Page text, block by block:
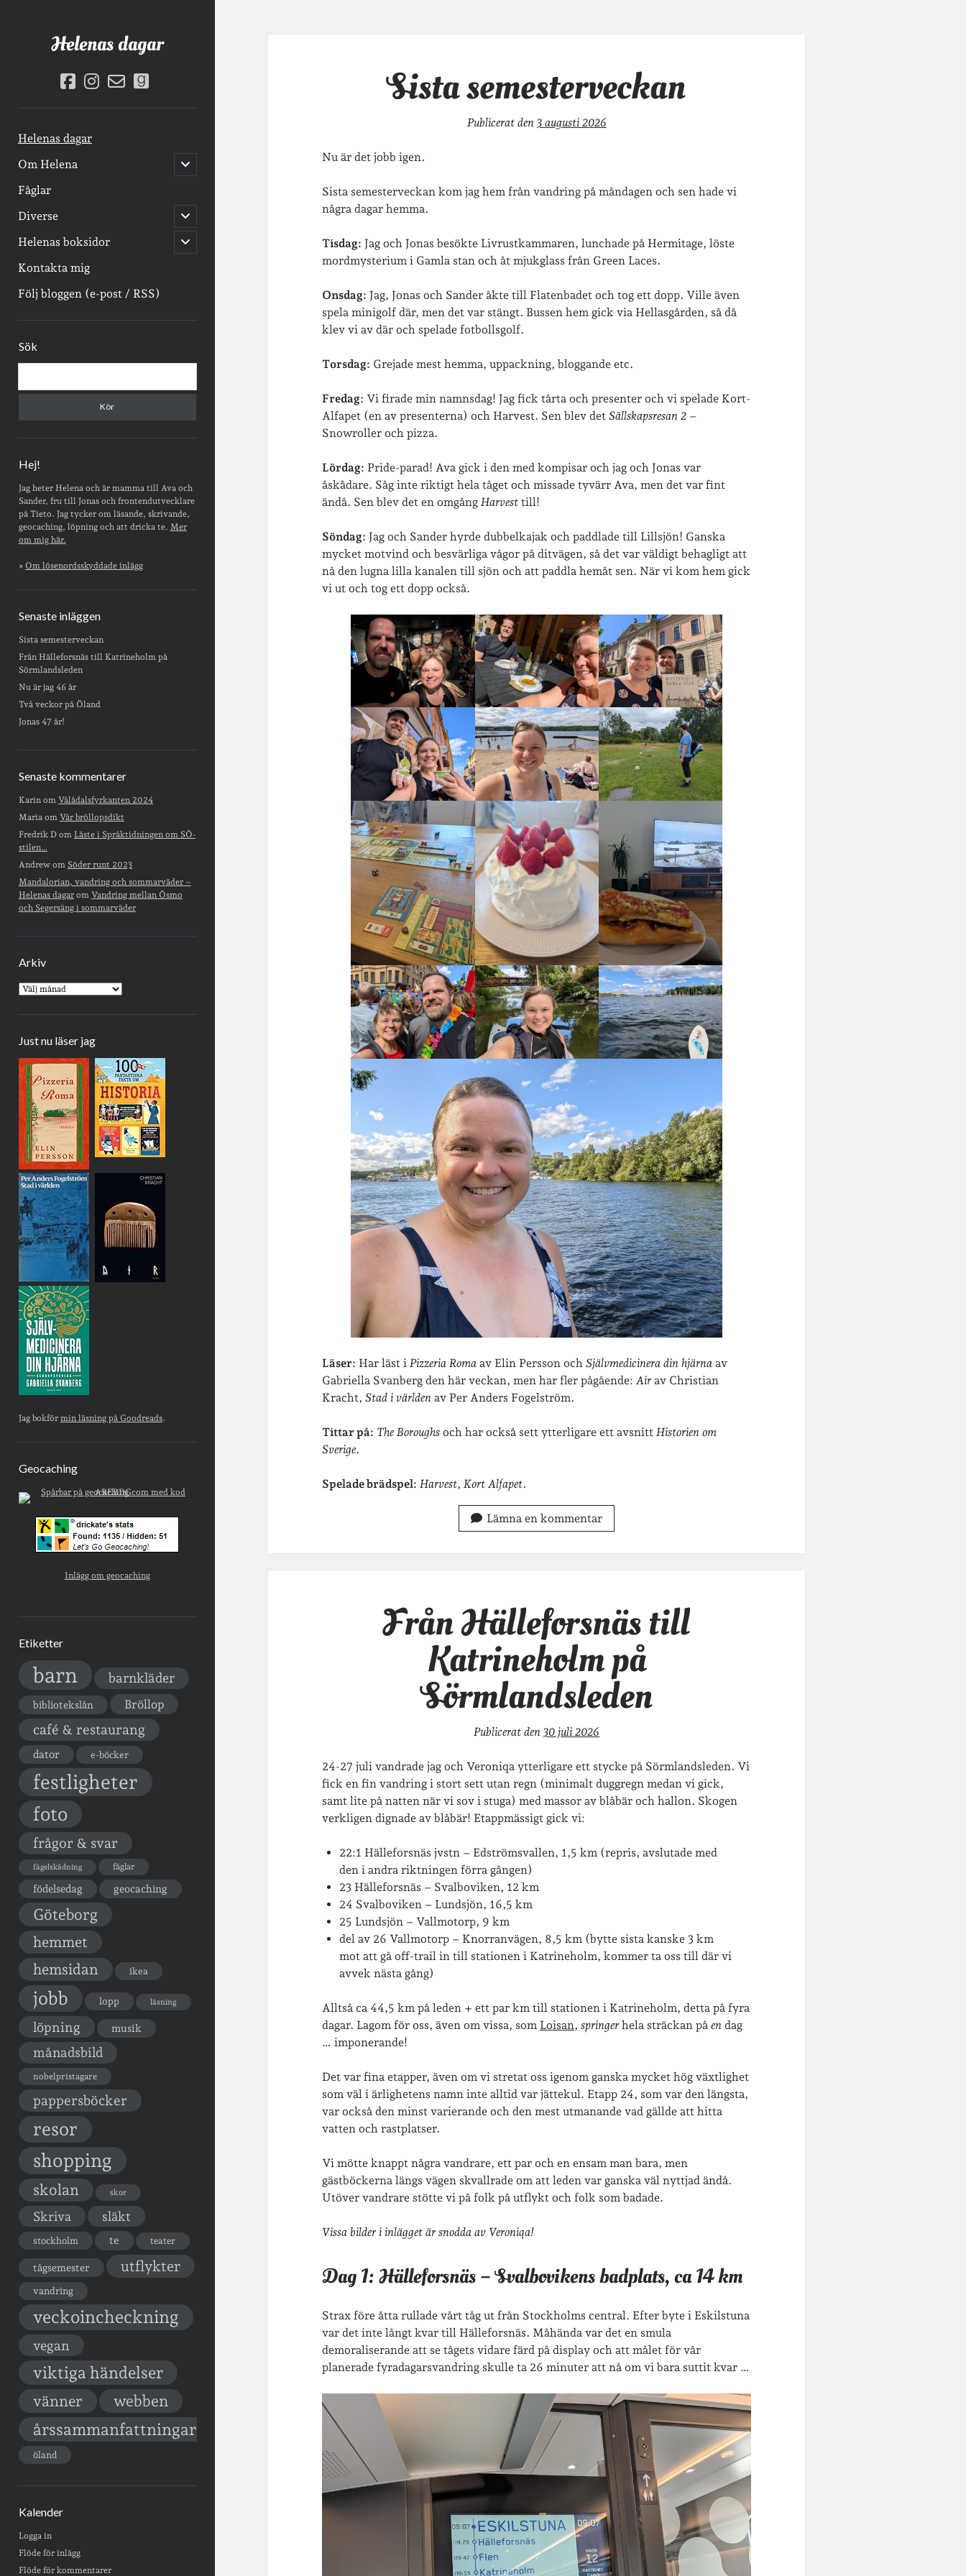
Helenas dagar
facebook
instagram
email-goodreads
Helenas dagar
Om Helena
öppna
undermeny
Fåglar
Diverse
öppna
undermeny
Helenas boksidor
öppna
undermeny
Kontakta mig
Följ bloggen (e-post / RSS)
Sidopanel
Sök
Hej!
Jag heter Helena och är mamma till Ava och
Sander, fru till Jonas och frontendutvecklare
på Tieto. Jag tycker om läsande, skrivande,
geocaching, löpning och att dricka te. Mer
om mig här.
» Om lösenordsskyddade inlägg
Senaste inläggen
Sista semesterveckan
Från Hälleforsnäs till Katrineholm på
Sörmlandsleden
Nu är jag 46 år
Två veckor på Öland
Jonas 47 år!
Senaste kommentarer
Karin om Vålådalsfyrkanten 2024
Maria om Vår bröllopsdikt
Fredrik Dom Läste i Språktidningen om SÖ-
stilen…
Andrewom Söder runt 2023
Mandalorian, vandring och sommarväder –
Helenas dagarom Vandring mellan Ösmo
och Segersäng i sommarväder
Arkiv
Arkiv
Just nu läser jag
Jag bokför min läsning på Goodreads.
Geocaching
Inlägg om geocaching
Etiketter
barn barnkläder
bibliotekslån Bröllop
café & restaurang
dator e-böcker
festligheter
foto
frågor & svar
fågelskådning fåglar
födelsedag geocaching
Göteborg
hemmet
hemsidan
ikea
jobb lopp läsning
löpning musik
månadsbild
nobelpristagare
pappersböcker
resor
shopping
skolan skor
Skriva släkt
stockholm te teater
tågsemester utflykter
vandring
veckoincheckning
vegan
viktiga händelser
vänner webben
årssammanfattningar
öland
Kalender
Logga in
Flöde för inlägg
Flöde för kommentarer
Sista semesterveckan
Publicerat den 3 augusti 2026
Nu är det jobb igen.
Sista semesterveckan kom jag hem från vandring på måndagen och sen hade vi
några dagar hemma.
Tisdag: Jag och Jonas besökte Livrustkammaren, lunchade på Hermitage, löste
mordmysterium i Gamla stan och åt mjukglass från Green Laces.
Onsdag: Jag, Jonas och Sander åkte till Flatenbadet och tog ett dopp. Ville även
spela minigolf där, men det var stängt. Bussen hem gick via Hellasgården, så då
klev vi av där och spelade fotbollsgolf.
Torsdag: Grejade mest hemma, uppackning, bloggande etc.
Fredag: Vi firade min namnsdag! Jag fick tårta och presenter och vi spelade Kort-
Alfapet (en av presenterna) och Harvest. Sen blev detSällskapsresan 2 –
Snowroller och pizza.
Lördag: Pride-parad! Ava gick i den med kompisar och jag och Jonas var
åskådare. Såg inte riktigt hela tåget och missade tyvärr Ava, men det var fint
ändå. Sen blev det en omgångHarvest till!
Söndag: Jag och Sander hyrde dubbelkajak och paddlade till Lillsjön! Ganska
mycket motvind och besvärliga vågor på ditvägen, så det var väldigt behagligt att
nå den lugna lilla kanalen till sjön och att paddla hemåt sen. När vi kom hem gick
vi ut och tog ett dopp också.
Läser: Har läst iPizzeria Roma av Elin Persson ochSjälvmedicinera din hjärna av
Gabriella Svanberg den här veckan, men har fler pågående:Air av Christian
Kracht,Stad i världen av Per Anders Fogelström.
Tittar på: The Boroughs och har också sett ytterligare ett avsnittHistorien om
Sverige.
Spelade brädspel: Harvest,Kort Alfapet.
Lämna en kommentar
Från Hälleforsnäs till
Katrineholm på
Sörmlandsleden
Publicerat den 30 juli 2026
24-27 juli vandrade jag och Veroniqa ytterligare ett stycke på Sörmlandsleden. Vi
fick en fin vandring i stort sett utan regn (minimalt duggregn medan vi gick,
samt lite på natten när vi sov i stuga) med massor av blåbär och hallon. Skogen
verkligen dignade av blåbär! Etappmässigt gick vi:
22:1 Hälleforsnäs jvstn – Edströmsvallen, 1,5 km (repris, avslutade med
den i andra riktningen förra gången)
23 Hälleforsnäs – Svalboviken, 12 km
24 Svalboviken – Lundsjön, 16,5 km
25 Lundsjön – Vallmotorp, 9 km
del av 26 Vallmotorp – Knorranvägen, 8,5 km (bytte sista kanske 3 km
mot att gå off-trail in till stationen i Katrineholm, kommer ta oss till där vi
avvek nästa gång)
Alltså ca 44,5 km på leden + ett par km till stationen i Katrineholm, detta på fyra
dagar. Lagom för oss, även om vissa, som Loisan,springerhela sträckan påendag
… imponerande!
Det var fina etapper, även om vi stretat oss igenom ganska mycket hög växtlighet
som väl i ärlighetens namn inte alltid var jättekul. Etapp 24, som var den längsta,
var också den minst varierande och den mest utmanande vad gällde att hitta
vatten och rastplatser.
Vi mötte knappt några vandrare, ett par och en ensam man bara, men
gästböckerna längs vägen skvallrade om att leden var ganska väl nyttjad ändå.
Utöver vandrare stötte vi på folk på utflykt och folk som badade.
Vissa bilder i inlägget är snodda av Veroniqa!
Dag 1: Hälleforsnäs – Svalbovikens badplats, ca 14 km
Strax före åtta rullade vårt tåg ut från Stockholms central. Efter byte i Eskilstuna
var det inte långt kvar till Hälleforsnäs. Måhända var det en smula
demoraliserande att se tågets vidare färd på display och att målet för vår
planerade fyradagarsvandring skulle ta 26 minuter att nå om vi bara suttit kvar …